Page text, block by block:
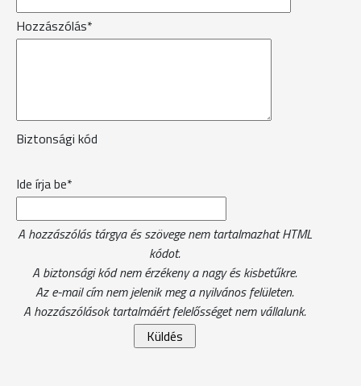
Hozzászólás*
Biztonsági kód
Ide írja be*
A hozzászólás tárgya és szövege nem tartalmazhat HTML
kódot.
A biztonsági kód nem érzékeny a nagy és kisbetűkre.
Az e-mail cím nem jelenik meg a nyilvános felületen.
A hozzászólások tartalmáért felelősséget nem vállalunk.